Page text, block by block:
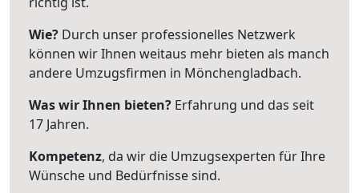
Wie? Durch unser professionelles Netzwerk
können wir Ihnen weitaus mehr bieten als manch
andere Umzugsfirmen in Mönchengladbach.
Was wir Ihnen bieten? Erfahrung und das seit
17 Jahren.
Kompetenz, da wir die Umzugsexperten für Ihre
Wünsche und Bedürfnisse sind.